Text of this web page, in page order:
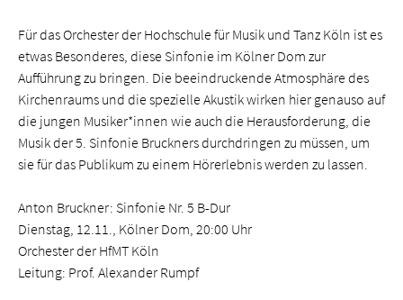
Für das Orchester der Hochschule für Musik und Tanz Köln ist es
etwas Besonderes, diese Sinfonie im Kölner Dom zur
Aufführung zu bringen. Die beeindruckende Atmosphäre des
Kirchenraums und die spezielle Akustik wirken hier genauso auf
die jungen Musiker*innen wie auch die Herausforderung, die
Musik der 5. Sinfonie Bruckners durchdringen zu müssen, um
sie für das Publikum zu einem Hörerlebnis werden zu lassen.
Anton Bruckner: Sinfonie Nr. 5 B-Dur
Dienstag, 12.11., Kölner Dom, 20:00 Uhr
Orchester der HfMT Köln
Leitung: Prof. Alexander Rumpf